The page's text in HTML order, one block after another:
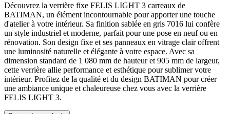
Découvrez la verrière fixe FELIS LIGHT 3 carreaux de
BATIMAN, un élément incontournable pour apporter une touche
d'atelier à votre intérieur. Sa finition sablée en gris 7016 lui confère
un style industriel et moderne, parfait pour une pose en neuf ou en
rénovation. Son design fixe et ses panneaux en vitrage clair offrent
une luminosité naturelle et élégante à votre espace. Avec sa
dimension standard de 1 080 mm de hauteur et 905 mm de largeur,
cette verrière allie performance et esthétique pour sublimer votre
intérieur. Profitez de la qualité et du design BATIMAN pour créer
une ambiance unique et chaleureuse chez vous avec la verrière
FELIS LIGHT 3.